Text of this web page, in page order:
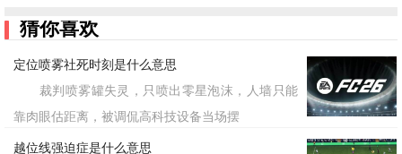
猜你喜欢
定位喷雾社死时刻是什么意思
裁判喷雾罐失灵，只喷出零星泡沫，人墙只能
靠肉眼估距离，被调侃高科技设备当场摆
越位线强迫症是什么意思